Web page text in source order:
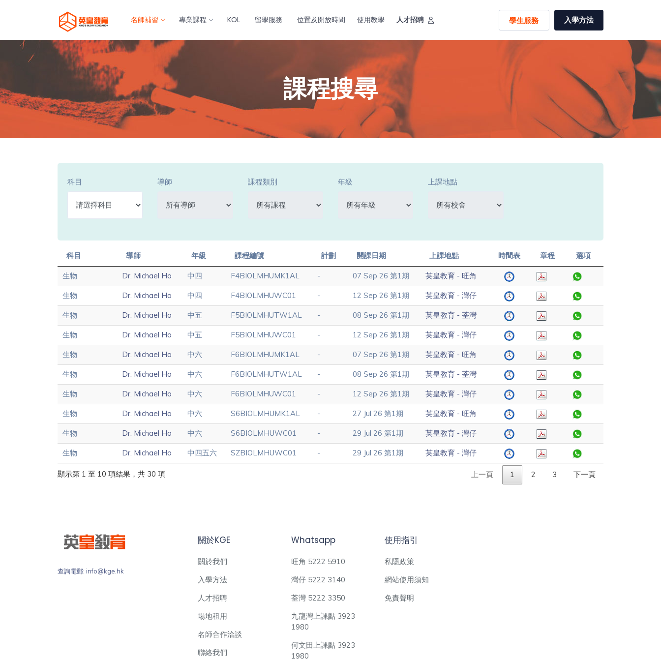
名師補習 專業課程 KOL 留學服務 位置及開放時間 使用教學 人才招聘 學生服務 入學方法
課程搜尋
科目 導師 課程類別 年級 上課地點
科目 導師 年級 課程編號 計劃 開課日期 上課地點 時間表 章程 選項
生物 Dr. Michael Ho 中四 F4BIOLMHUMK1AL - 07 Sep 26 第1期 英皇教育 - 旺角
生物 Dr. Michael Ho 中四 F4BIOLMHUWC01 - 12 Sep 26 第1期 英皇教育 - 灣仔
生物 Dr. Michael Ho 中五 F5BIOLMHUTW1AL - 08 Sep 26 第1期 英皇教育 - 荃灣
生物 Dr. Michael Ho 中五 F5BIOLMHUWC01 - 12 Sep 26 第1期 英皇教育 - 灣仔
生物 Dr. Michael Ho 中六 F6BIOLMHUMK1AL - 07 Sep 26 第1期 英皇教育 - 旺角
生物 Dr. Michael Ho 中六 F6BIOLMHUTW1AL - 08 Sep 26 第1期 英皇教育 - 荃灣
生物 Dr. Michael Ho 中六 F6BIOLMHUWC01 - 12 Sep 26 第1期 英皇教育 - 灣仔
生物 Dr. Michael Ho 中六 S6BIOLMHUMK1AL - 27 Jul 26 第1期 英皇教育 - 旺角
生物 Dr. Michael Ho 中六 S6BIOLMHUWC01 - 29 Jul 26 第1期 英皇教育 - 灣仔
生物 Dr. Michael Ho 中四五六 SZBIOLMHUWC01 - 29 Jul 26 第1期 英皇教育 - 灣仔
顯示第 1 至 10 項結果，共 30 項 上一頁 1 2 3 下一頁
查詢電郵: info@kge.hk
關於KGE
關於我們
入學方法
人才招聘
場地租用
名師合作洽談
聯絡我們
Whatsapp
旺角 5222 5910
灣仔 5222 3140
荃灣 5222 3350
九龍灣上課點 3923
1980
何文田上課點 3923
1980
使用指引
私隱政策
網站使用須知
免責聲明